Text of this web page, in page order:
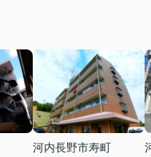
河内長野市寿町